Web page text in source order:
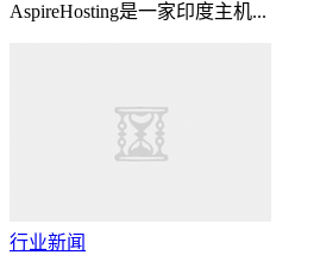
AspireHosting是一家印度主机...
行业新闻